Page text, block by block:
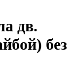
дв.
без